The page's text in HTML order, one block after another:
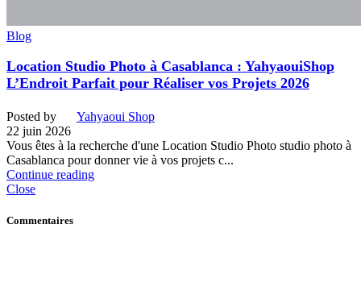
Blog
Location Studio Photo à Casablanca : YahyaouiShop
L’Endroit Parfait pour Réaliser vos Projets 2026
Posted by
Yahyaoui Shop
22 juin 2026
Vous êtes à la recherche d'une Location Studio Photo studio photo à
Casablanca pour donner vie à vos projets c...
Continue reading
Close
Commentaires